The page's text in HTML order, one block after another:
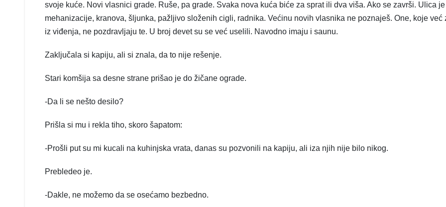
svoje kuće. Novi vlasnici grade. Ruše, pa grade. Svaka nova kuća biće za sprat ili dva viša. Ako se završi. Ulica
mehanizacije, kranova, šljunka, pažljivo složenih cigli, radnika. Većinu novih vlasnika ne poznaješ. One, koje već
iz viđenja, ne pozdravljaju te. U broj devet su se već uselili. Navodno imaju i saunu.
Zaključala si kapiju, ali si znala, da to nije rešenje.
Stari komšija sa desne strane prišao je do žičane ograde.
-Da li se nešto desilo?
Prišla si mu i rekla tiho, skoro šapatom:
-Prošli put su mi kucali na kuhinjska vrata, danas su pozvonili na kapiju, ali iza njih nije bilo nikog.
Prebledeo je.
-Dakle, ne možemo da se osećamo bezbedno.